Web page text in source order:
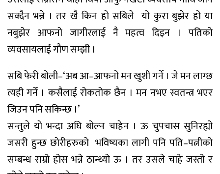
सक्दैन भन्ने । तर खै किन हो सबिले यो कुरा बुझेर हो या
नबुझेर आफनो जागीरलाई नै महत्व दिइन । पतिको
व्यवसायलाई गौण सम्झी ।
सबि फेरी बोली–‘अब आ–आफनो मन खुशी गर्ने । जे मन लाग्छ
त्यही गर्ने । कसैलाई रोकतोक छैन । मन नभए स्वतन्त्र भएर
जिउन पनि सकिन्छ ।’
सन्तुले यो भन्दा अघि बोल्न चाहेन । ऊ चुपचास सुनिरह्यो
जसरी हुन्छ छाेरीहरुकाे भविष्यका लागी पनि पति–पत्नीको
सम्बन्ध राम्रो होस भन्ने ठान्थ्यो ऊ । तर उसले चाहे जस्तो र